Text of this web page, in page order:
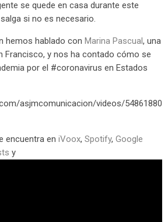
se quede en casa durante este
si no es necesario.
hemos hablado con Marina Pascual, una
Francisco, y nos ha contado cómo se
por el #coronavirus en Estados
asjmcomunicacion/videos/54861880
encuentra en iVoox, Spotify, Google
y